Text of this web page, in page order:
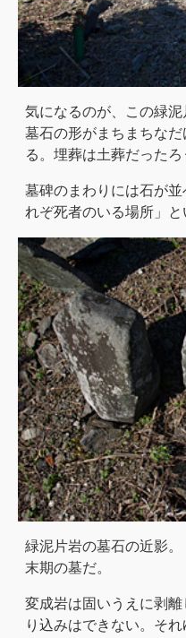
気になるのが、この緑泥
墓石の形がまちまちな
る。埋葬は土葬だったろ
墓碑のまわりには石が
れぞ死者のいる場所」と
緑泥片岩の墓石の近影
末期の墓だ。
変成岩は固いうえに剥
り込みはできない。そ